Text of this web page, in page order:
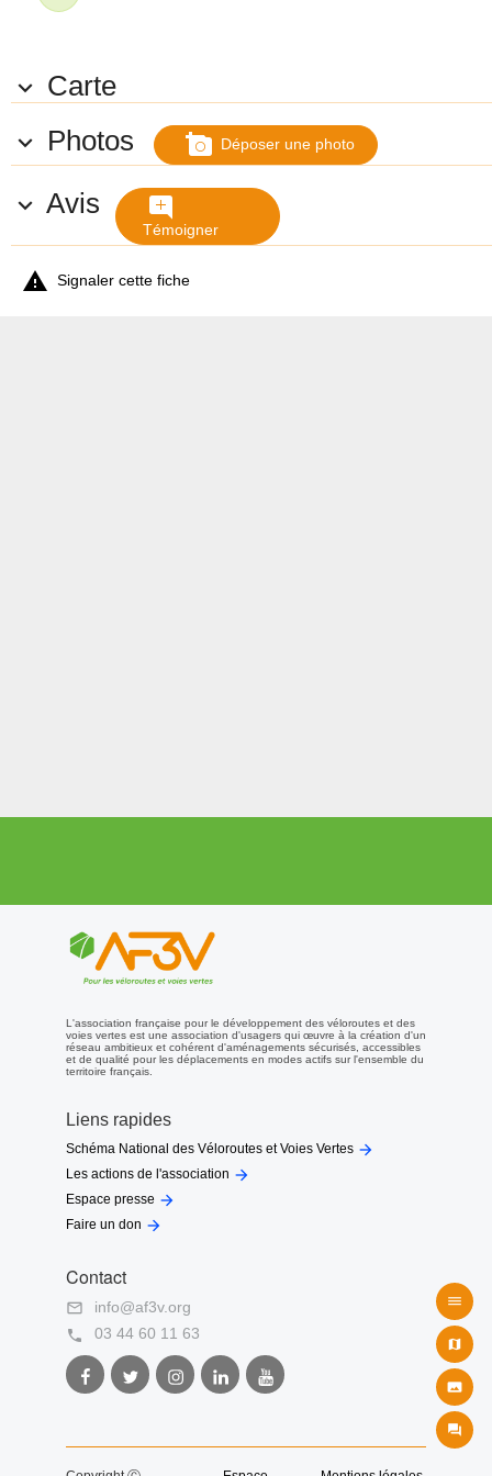
 Carte
 Photos add_a_photo Déposer une photo
 Avis add_comment
Témoigner
 Signaler cette fiche




L'association française pour le développement des véloroutes et des
voies vertes est une association d'usagers qui œuvre à la création d'un
réseau ambitieux et cohérent d'aménagements sécurisés, accessibles
et de qualité pour les déplacements en modes actifs sur l'ensemble du
territoire français.
Liens rapides
Schéma National des Véloroutes et Voies Vertes 
Les actions de l'association 
Espace presse 
Faire un don 
Contact

info@af3v.org

03 44 60 11 63
Facebook
AF3V
Twitter
AF3V
Instagram
AF3V
LinkedIn
AF3V
Youtube
AF3V